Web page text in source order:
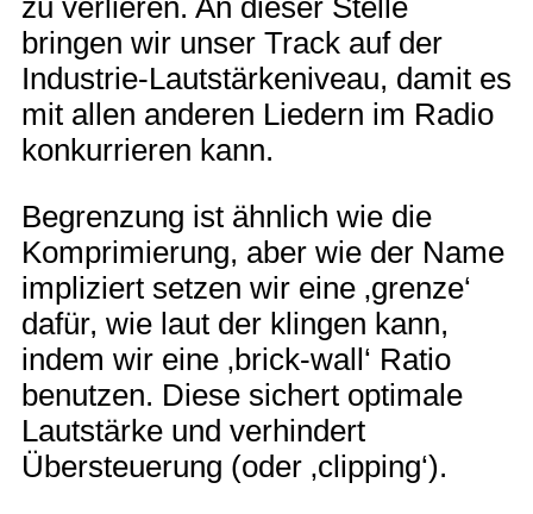
zu verlieren. An dieser Stelle
bringen wir unser Track auf der
Industrie-Lautstärkeniveau, damit es
mit allen anderen Liedern im Radio
konkurrieren kann.
Begrenzung ist ähnlich wie die
Komprimierung, aber wie der Name
impliziert setzen wir eine ‚grenze‘
dafür, wie laut der klingen kann,
indem wir eine ‚brick-wall‘ Ratio
benutzen. Diese sichert optimale
Lautstärke und verhindert
Übersteuerung (oder ‚clipping‘).